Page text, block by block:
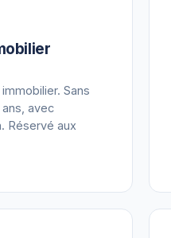
Sans
avec
Réservé aux